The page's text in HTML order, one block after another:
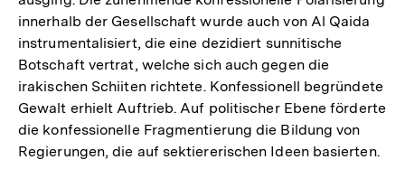
innerhalb der Gesellschaft wurde auch von Al Qaida
instrumentalisiert, die eine dezidiert sunnitische
Botschaft vertrat, welche sich auch gegen die
irakischen Schiiten richtete. Konfessionell begründete
Gewalt erhielt Auftrieb. Auf politischer Ebene förderte
die konfessionelle Fragmentierung die Bildung von
Regierungen, die auf sektiererischen Ideen basierten.